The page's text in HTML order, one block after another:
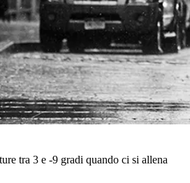
tra 3 e -9 gradi quando ci si allena